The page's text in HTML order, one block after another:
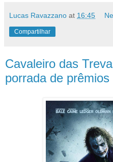
Lucas Ravazzano at 16:45
Compartilhar
Cavaleiro das
porrada de prêmios